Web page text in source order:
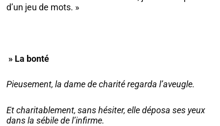
d’un jeu de mots. »
» La bonté
Pieusement, la dame de charité regarda l’aveugle.
Et charitablement, sans hésiter, elle déposa ses yeux
dans la sébile de l’infirme.